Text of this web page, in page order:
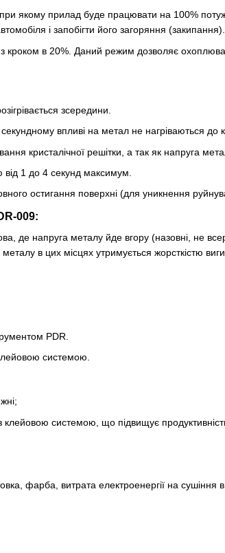
якому прилад буде працювати на 100%
і запобігти його загоряння (закипання).
з кроком в 20%. Даний режим дозволяє
зсередини.
впливі на метал не нагріваються до
кристалічної решітки, а так як напруга
1 до 4 секунд максимум.
остигання поверхні (для уникнення
009:
де напруга металу йде вгору (назовні, не
в цих місцях утримується жорсткістю
PDR.
системою.
системою, що підвищує
фарба, витрата електроенергії на